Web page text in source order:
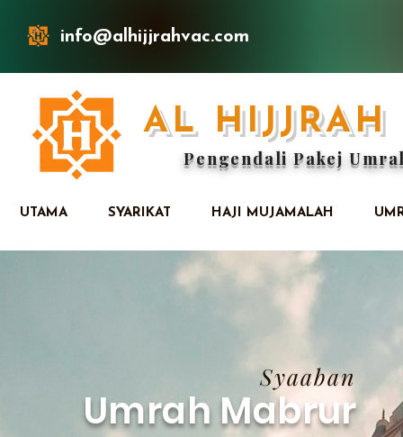
info@alhijjrahvac.com
AL
Pengendali Pakej
UTAMA SYARIKAT HAJI MUJAMALAH
Umrah Mabrur
Syaaban